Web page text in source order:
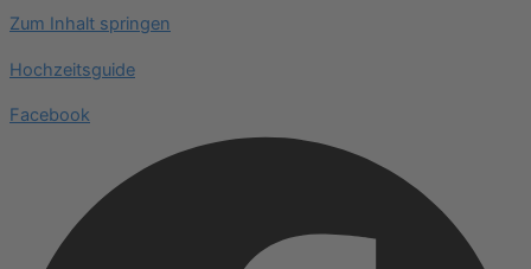
Zum Inhalt springen
Hochzeitsguide
Facebook